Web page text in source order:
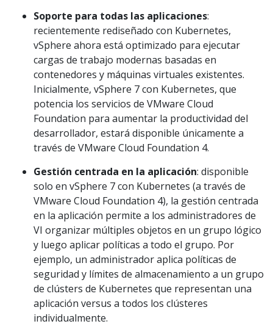
Soporte para todas las aplicaciones:
recientemente rediseñado con Kubernetes,
vSphere ahora está optimizado para ejecutar
cargas de trabajo modernas basadas en
contenedores y máquinas virtuales existentes.
Inicialmente, vSphere 7 con Kubernetes, que
potencia los servicios de VMware Cloud
Foundation para aumentar la productividad del
desarrollador, estará disponible únicamente a
través de VMware Cloud Foundation 4.
Gestión centrada en la aplicación: disponible
solo en vSphere 7 con Kubernetes (a través de
VMware Cloud Foundation 4), la gestión centrada
en la aplicación permite a los administradores de
VI organizar múltiples objetos en un grupo lógico
y luego aplicar políticas a todo el grupo. Por
ejemplo, un administrador aplica políticas de
seguridad y límites de almacenamiento a un grupo
de clústers de Kubernetes que representan una
aplicación versus a todos los clústeres
individualmente.